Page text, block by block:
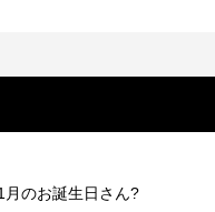
月のお誕生日さん?